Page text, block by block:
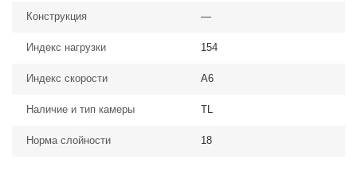
Конструкция —
Индекс нагрузки 154
Индекс скорости A6
Наличие и тип камеры TL
Норма слойности 18